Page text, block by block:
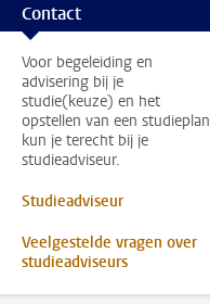
Contact
Voor begeleiding en
advisering bij je
studie(keuze) en het
opstellen van een studieplan
kun je terecht bij je
studieadviseur.
Studieadviseur
Veelgestelde vragen over
studieadviseurs